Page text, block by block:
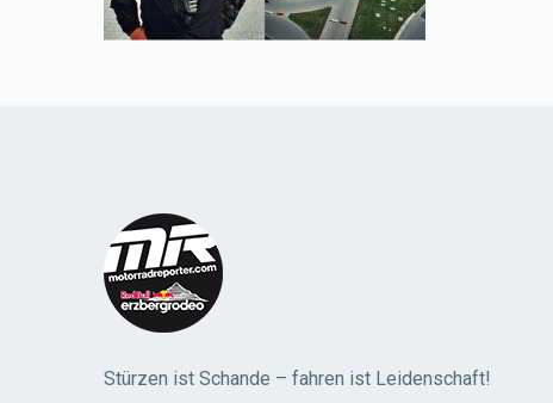
Stürzen ist Schande – fahren ist Leidenschaft!